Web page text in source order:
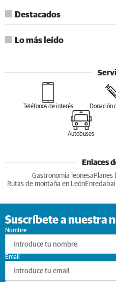
Destacados
Lo más leído
Teléfonos de interés Donación
Autobuses
Enlaces
Gastronomia leonesa Planes
Rutas de montaña en León
Suscríbete a nuestra
Nombre
Email